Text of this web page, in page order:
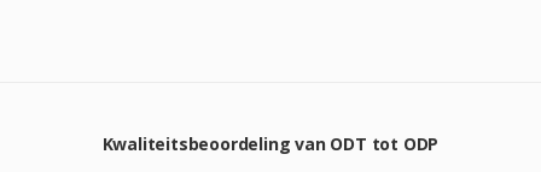
Kwaliteitsbeoordeling van ODT tot ODP